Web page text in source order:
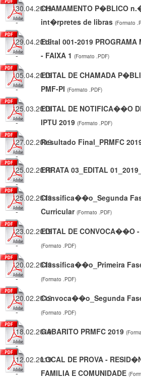
30.04.2019
-
CHAMAMENTO P�BLICO
int�rpretes de libras (Formato
29.04.2019
-
Edital 001-2019 PROGRAMA
- FAIXA 1 (Formato .PDF)
05.04.2019
-
EDITAL DE CHAMADA
PMF-PI (Formato .PDF)
25.03.2019
-
EDITAL DE NOTIFICA��O
IPTU 2019 (Formato .PDF)
27.02.2019
-
Resultado Final_PRMFC
25.02.2019
-
ERRATA 03_EDITAL
25.02.2019
-
Classifica��o_Segunda
Curricular (Formato .PDF)
23.02.2019
-
EDITAL DE CONVOCA��O -
(Formato .PDF)
20.02.2019
-
Classifica��o_Primeira
(Formato .PDF)
20.02.2019
-
Convoca��o_Segunda
(Formato .PDF)
18.02.2019
-
GABARITO PRMFC 2019
12.02.2019
-
LOCAL DE PROVA -
FAMILIA E COMUNIDADE